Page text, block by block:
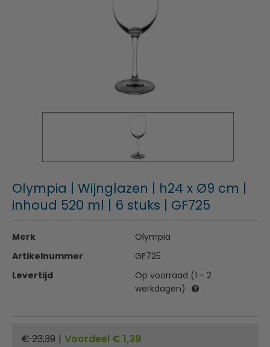
Olympia | Wijnglazen | h24 x Ø9 cm |
inhoud 520 ml | 6 stuks | GF725
Merk
Olympia
Artikelnummer
GF725
Levertijd
Op voorraad (1 - 2
werkdagen)
€ 23,39 | Voordeel € 1,39